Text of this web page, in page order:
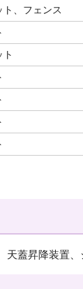
ト、フェンス
天蓋昇降装置、